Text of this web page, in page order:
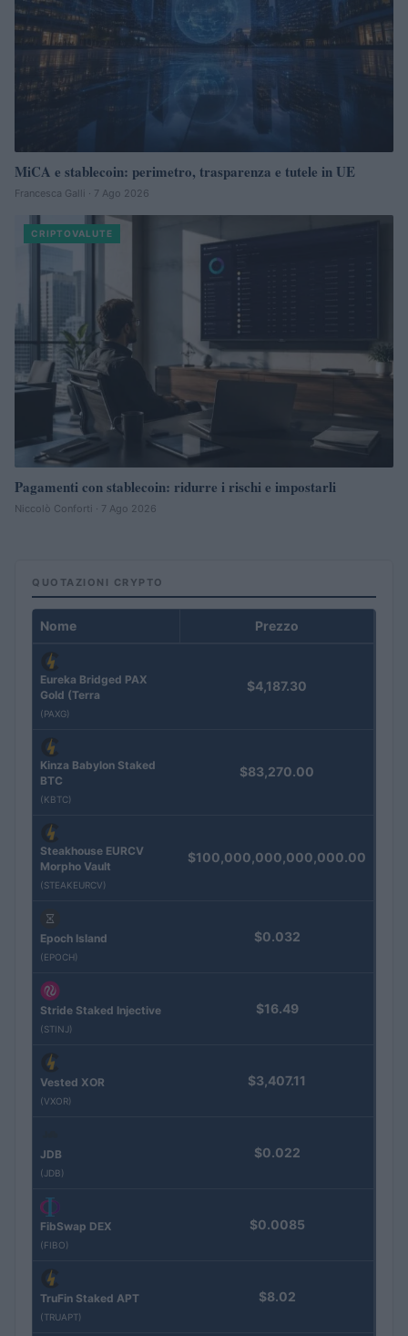
MiCA e stablecoin: perimetro, trasparenza e tutele in UE
Francesca Galli · 7 Ago 2026
CRIPTOVALUTE
Pagamenti con stablecoin: ridurre i rischi e impostarli
Niccolò Conforti · 7 Ago 2026
QUOTAZIONI CRYPTO
Nome Prezzo
Eureka Bridged PAX
Gold (Terra
(PAXG)
$4,187.30
Kinza Babylon Staked
BTC
(KBTC)
$83,270.00
Steakhouse EURCV
Morpho Vault
(STEAKEURCV)
$100,000,000,000,000.00
Epoch Island
(EPOCH)
$0.032
Stride Staked Injective
(STINJ)
$16.49
Vested XOR
(VXOR)
$3,407.11
JDB
(JDB)
$0.022
FibSwap DEX
(FIBO)
$0.0085
TruFin Staked APT
(TRUAPT)
$8.02